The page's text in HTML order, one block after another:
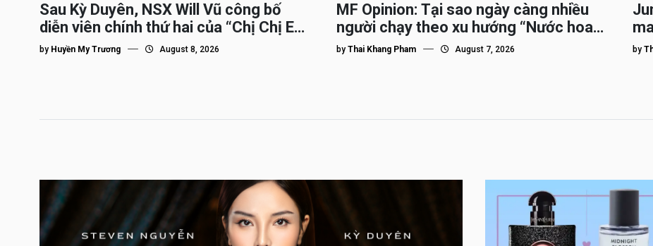
Sau Kỳ Duyên, NSX Will Vũ công bố
diễn viên chính thứ hai của “Chị Chị Em
Em 3″
by Huyền My Trương August 8, 2026
MF Opinion: Tại sao ngày càng nhiều
người chạy theo xu hướng “Nước hoa
Dupe”?
by Thai Khang Pham August 7, 2026 by